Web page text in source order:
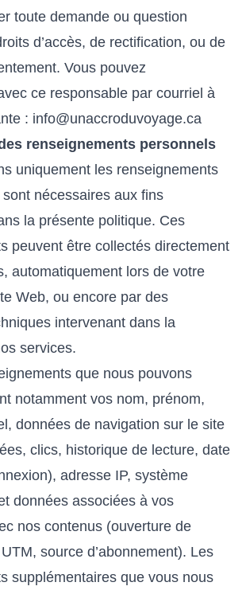
toute demande ou question
d’accès, de rectification, ou de
Vous pouvez
ce responsable par courriel à
: info@unaccroduvoyage.ca
renseignements personnels
uniquement les renseignements
nécessaires aux fins
la présente politique. Ces
peuvent être collectés directement
automatiquement lors de votre
Web, ou encore par des
intervenant dans la
services.
que nous pouvons
notamment vos nom, prénom,
données de navigation sur le site
clics, historique de lecture, date
adresse IP, système
données associées à vos
nos contenus (ouverture de
source d’abonnement). Les
supplémentaires que vous nous